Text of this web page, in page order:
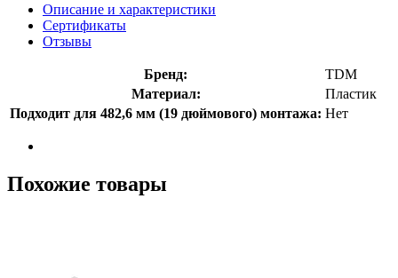
Описание и характеристики
Сертификаты
Отзывы
Бренд:
TDM
Материал:
Пластик
Подходит для 482,6 мм (19 дюймового) монтажа: Нет
Похожие товары